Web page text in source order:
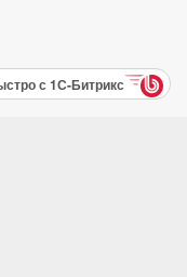
с 1С-Битрикс